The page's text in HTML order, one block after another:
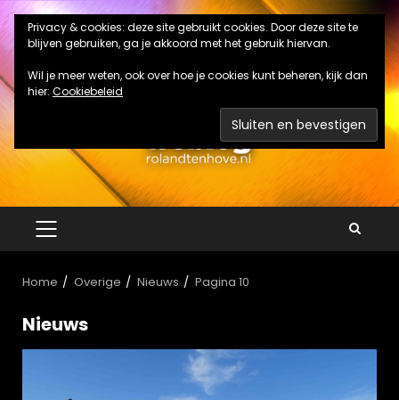
Ga
naar
de
inhoud
PRIMAIR
MENU
Home Overige Nieuws Pagina 10
Nieuws
Privacy & cookies: deze site gebruikt cookies. Door deze site te
blijven gebruiken, ga je akkoord met het gebruik hiervan.
Wil je meer weten, ook over hoe je cookies kunt beheren, kijk dan
hier: Cookiebeleid